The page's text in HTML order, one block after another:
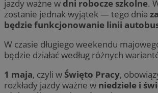
jazdy ważne w dni robocze szkolne.
zostanie jednak wyjątek — tego dnia
będzie funkcjonowanie linii
W czasie długiego weekendu
będzie działać według różnych
1 maja, czyli w Święto Pracy,
rozkłady jazdy ważne w niedziele i